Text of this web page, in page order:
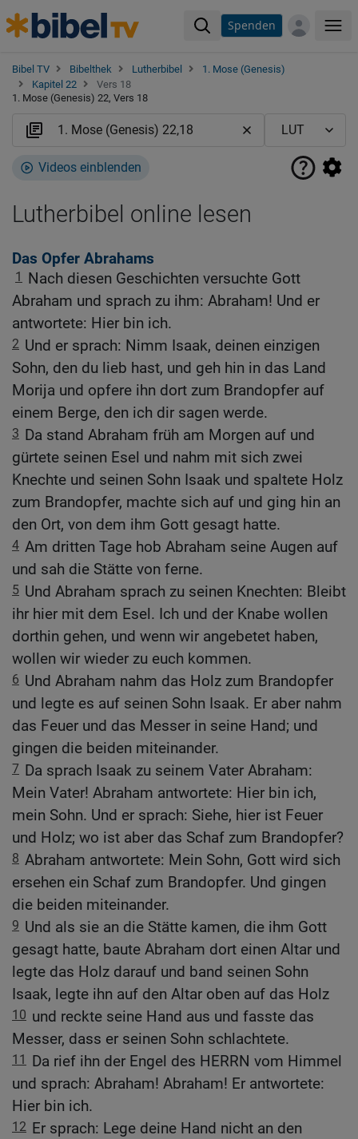
Spenden
Bibel TV Bibelthek Lutherbibel
1. Mose (Genesis)
Kapitel 22
Vers 18
1. Mose (Genesis) 22, Vers 18
Videos einblenden
Lutherbibel online lesen
Das Opfer Abrahams
1
Nach diesen Geschichten versuchte Gott
Abraham und sprach zu ihm: Abraham! Und er
antwortete: Hier bin ich.
2 Und er sprach: Nimm Isaak, deinen einzigen
Sohn, den du lieb hast, und geh hin in das Land
Morija und opfere ihn dort zum Brandopfer auf
einem Berge, den ich dir sagen werde.
3 Da stand Abraham früh am Morgen auf und
gürtete seinen Esel und nahm mit sich zwei
Knechte und seinen Sohn Isaak und spaltete Holz
zum Brandopfer, machte sich auf und ging hin an
den Ort, von dem ihm Gott gesagt hatte.
4 Am dritten Tage hob Abraham seine Augen auf
und sah die Stätte von ferne.
5 Und Abraham sprach zu seinen Knechten: Bleibt
ihr hier mit dem Esel. Ich und der Knabe wollen
dorthin gehen, und wenn wir angebetet haben,
wollen wir wieder zu euch kommen.
6 Und Abraham nahm das Holz zum Brandopfer
und legte es auf seinen Sohn Isaak. Er aber nahm
das Feuer und das Messer in seine Hand; und
gingen die beiden miteinander.
7 Da sprach Isaak zu seinem Vater Abraham:
Mein Vater! Abraham antwortete: Hier bin ich,
mein Sohn. Und er sprach: Siehe, hier ist Feuer
und Holz; wo ist aber das Schaf zum Brandopfer?
8 Abraham antwortete: Mein Sohn, Gott wird sich
ersehen ein Schaf zum Brandopfer. Und gingen
die beiden miteinander.
9 Und als sie an die Stätte kamen, die ihm Gott
gesagt hatte, baute Abraham dort einen Altar und
legte das Holz darauf und band seinen Sohn
Isaak, legte ihn auf den Altar oben auf das Holz
10 und reckte seine Hand aus und fasste das
Messer, dass er seinen Sohn schlachtete.
11
Da rief ihn der Engel des HERRN vom Himmel
und sprach: Abraham! Abraham! Er antwortete:
Hier bin ich.
12 Er sprach: Lege deine Hand nicht an den